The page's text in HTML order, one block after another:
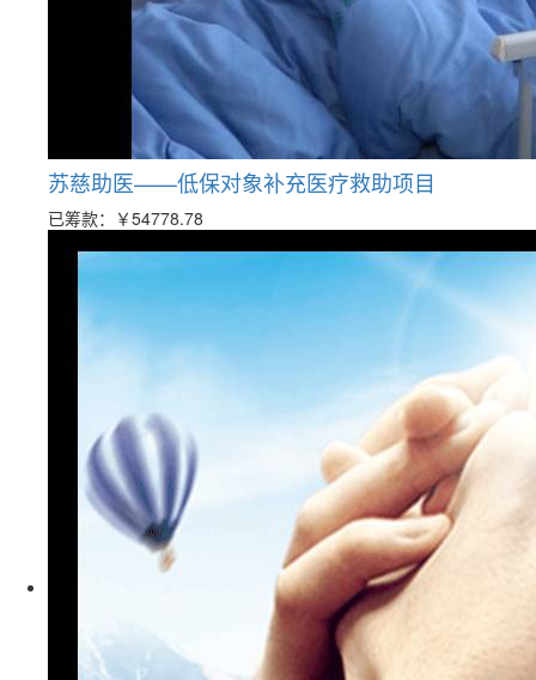
苏慈助医——低保对象补充医疗救助项目
已筹款： ￥54778.78